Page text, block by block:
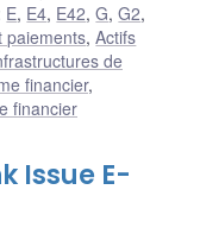
E, E4, E42,G,G2,
paiements,Actifs
de
financier,
financier
Issue E-